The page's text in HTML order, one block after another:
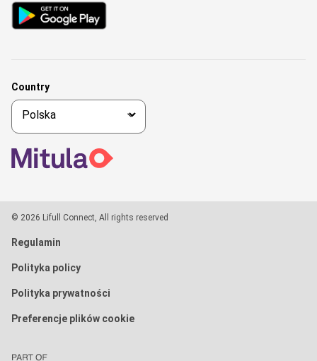
Country
© 2026 Lifull Connect, All rights reserved
Regulamin
Polityka policy
Polityka prywatności
Preferencje plików cookie